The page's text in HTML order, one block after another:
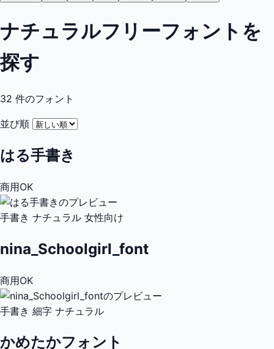
ナチュラルフリーフォントを
探す
32 件のフォント
並び順
はる手書き
商用OK
手書き ナチュラル 女性向け
nina_Schoolgirl_font
商用OK
手書き 細字 ナチュラル
かめたかフォント